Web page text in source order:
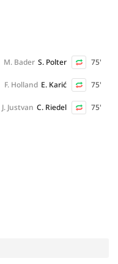
75'
S. Polter
M. Bader
75'
E. Karić
F. Holland
75'
C. Riedel
J. Justvan